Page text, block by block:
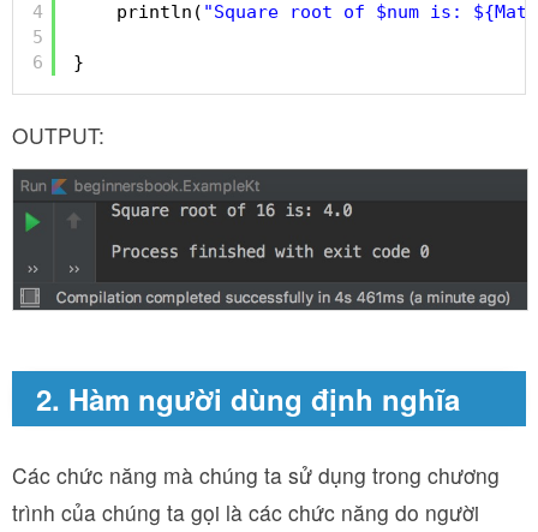
4
5
6
println( "Square root of $num is:
}
OUTPUT:
2. Hàm người dùng định nghĩa
Các chức năng mà chúng ta sử dụng trong chương
trình của chúng ta gọi là các chức năng do người